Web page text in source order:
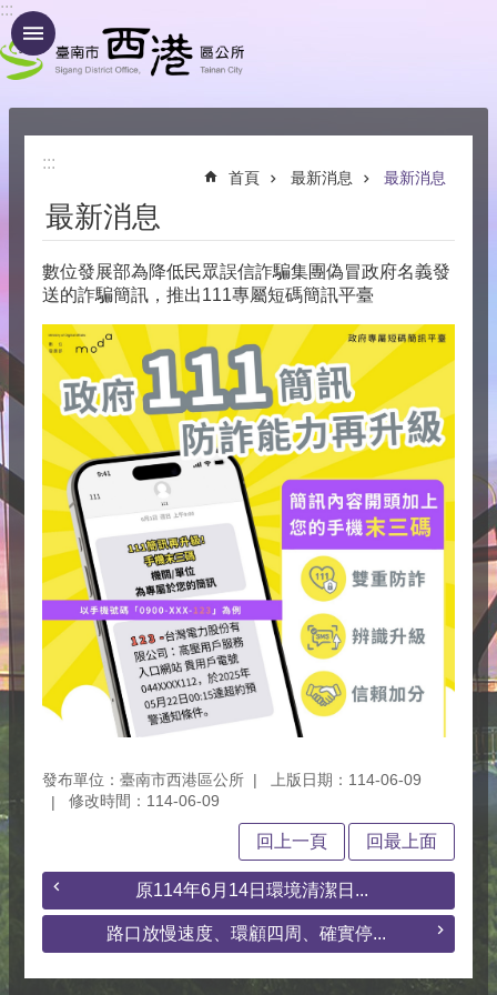
跳到主要內容區塊
:::
:::
首頁 最新消息 最新消息
最新消息
數位發展部為降低民眾誤信詐騙集團偽冒政府名義發
送的詐騙簡訊，推出111專屬短碼簡訊平臺
發布單位：臺南市西港區公所
上版日期：114-06-09
修改時間：114-06-09
回上一頁 回最上面
原114年6月14日環境清潔日...
路口放慢速度、環顧四周、確實停...